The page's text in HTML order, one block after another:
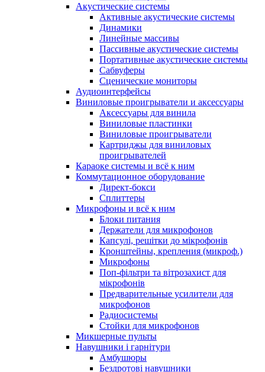
Акустические системы
Активные акустические системы
Динамики
Линейные массивы
Пассивные акустические системы
Портативные акустические системы
Сабвуферы
Сценические мониторы
Аудиоинтерфейсы
Виниловые проигрыватели и аксессуары
Аксессуары для винила
Виниловые пластинки
Виниловые проигрыватели
Картриджы для виниловых
проигрывателей
Караоке системы и всё к ним
Коммутационное оборудование
Директ-бокси
Сплиттеры
Микрофоны и всё к ним
Блоки питания
Держатели для микрофонов
Капсулі, решітки до мікрофонів
Кронштейны, крепления (микроф.)
Микрофоны
Поп-фільтри та вітрозахист для
мікрофонів
Предварительные усилители для
микрофонов
Радиосистемы
Стойки для микрофонов
Микшерные пульты
Навушники і гарнітури
Амбушюры
Бездротові навушники